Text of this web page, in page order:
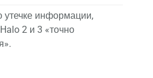
утечке информации,
2 и 3 «точно